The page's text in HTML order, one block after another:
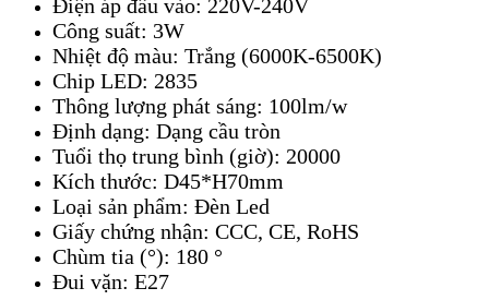
Điện áp đầu vào: 220V-240V
Công suất: 3W
Nhiệt độ màu: Trắng (6000K-6500K)
Chip LED: 2835
Thông lượng phát sáng: 100lm/w
Định dạng: Dạng cầu tròn
Tuổi thọ trung bình (giờ): 20000
Kích thước: D45*H70mm
Loại sản phẩm: Đèn Led
Giấy chứng nhận: CCC, CE, RoHS
Chùm tia (°): 180 °
Đui vặn: E27